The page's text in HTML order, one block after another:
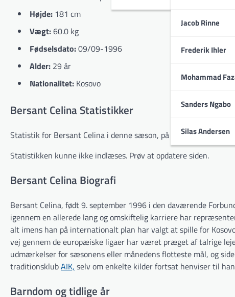
Jacob Rinne
Frederik Ihler
Mohammad
Sanders Ngabo
Silas Andersen
Højde: 181 cm
Vægt:60.0 kg
Fødselsdato:09/09-1996
Alder: 29 år
Nationalitet: Kosovo
Bersant Celina Statistikker
Statistik for Bersant Celina i denne sæson, på tværs af alle
Statistikken kunne ikke indlæses. Prøv at opdatere siden.
Bersant Celina Biografi
Bersant Celina, født 9. september 1996 i den daværende
igennem en allerede lang og omskiftelig karriere har
alt imens han på internationalt plan har valgt at spille for
vej gennem de europæiske ligaer har været præget af talrige
udmærkelser for sæsonens eller månedens flotteste mål, og
traditionsklubAIK, selv om enkelte kilder fortsat henviser til
Barndom og tidlige år